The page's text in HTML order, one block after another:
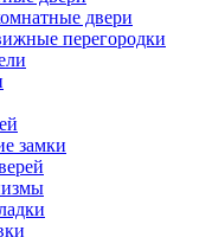
двери
перегородки
замки